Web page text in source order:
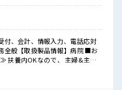
満喫！
付、会計、情報入力、電話応対
般【取扱製品情報】病院 ■お
扶養内OKなので、 主婦&主夫
ね♪ ≪定時で帰ろう≫ 自分の時